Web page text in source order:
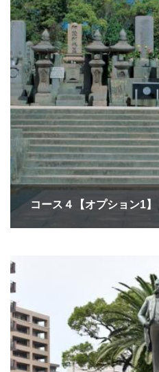
コース４【オプション1